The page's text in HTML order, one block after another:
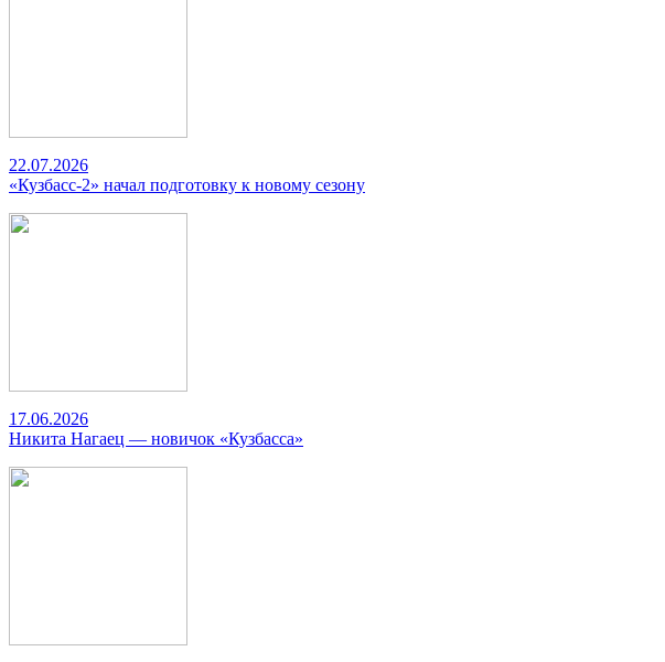
22.07.2026
«Кузбасс-2» начал подготовку к новому сезону
17.06.2026
Никита Нагаец — новичок «Кузбасса»